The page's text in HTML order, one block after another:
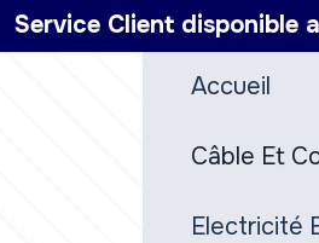
Service Client disponible
Accueil
Câble Et
Electricité